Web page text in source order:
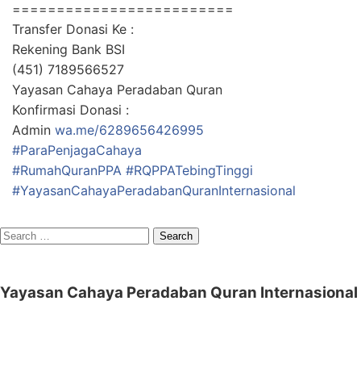
=========================
Transfer Donasi Ke :
Rekening Bank BSI
(451) 7189566527
Yayasan Cahaya Peradaban Quran
Konfirmasi Donasi :
Admin wa.me/6289656426995
#ParaPenjagaCahaya
#RumahQuranPPA #RQPPATebingTinggi
#YayasanCahayaPeradabanQuranInternasional
Search
Yayasan Cahaya Peradaban Quran Internasional